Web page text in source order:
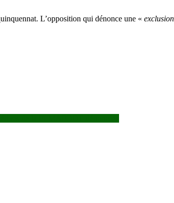
L’opposition qui dénonce une « exclusion